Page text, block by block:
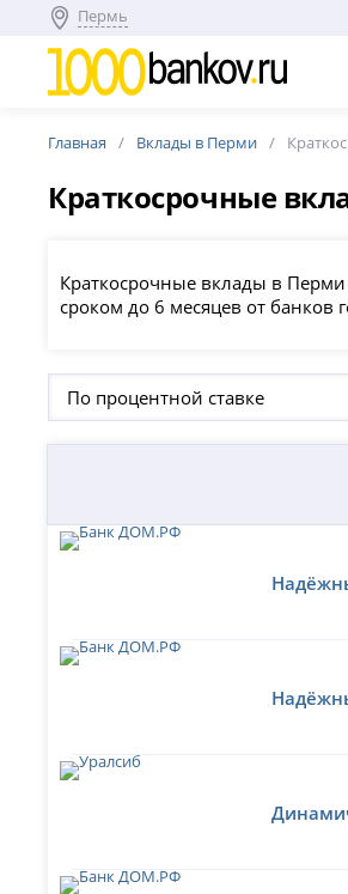
Пермь
Главная Вклады в Перми
Краткосрочные
Краткосрочные вклады в Перми
сроком до 6 месяцев от банков
По процентной ставке